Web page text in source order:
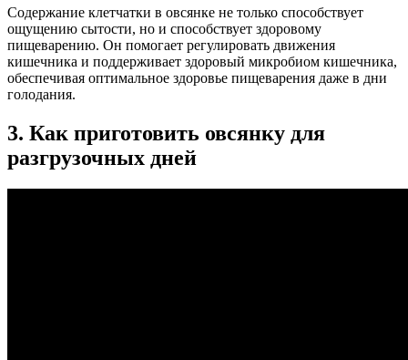
Содержание клетчатки в овсянке не только способствует
ощущению сытости, но и способствует здоровому
пищеварению. Он помогает регулировать движения
кишечника и поддерживает здоровый микробиом кишечника,
обеспечивая оптимальное здоровье пищеварения даже в дни
голодания.
3. Как приготовить овсянку для
разгрузочных дней